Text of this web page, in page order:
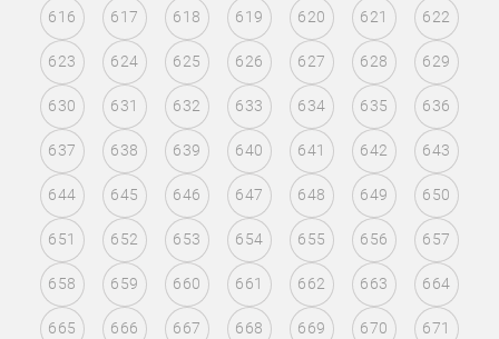
616 617 618 619 620 621 622
623 624 625 626 627 628 629
630 631 632 633 634 635 636
637 638 639 640 641 642 643
644 645 646 647 648 649 650
651 652 653 654 655 656 657
658 659 660 661 662 663 664
665 666 667 668 669 670 671